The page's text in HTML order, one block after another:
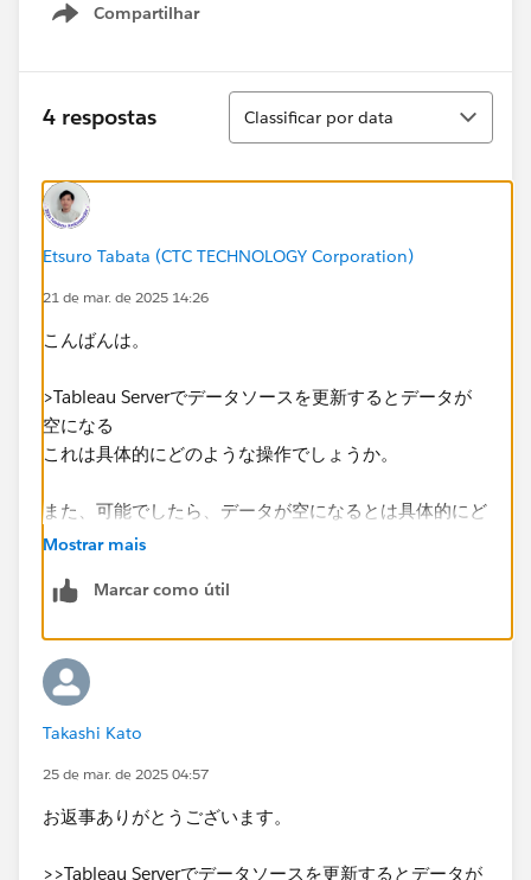
Compartilhar
Show menu
4 respostas
Classificar
Classificar por data
Etsuro Tabata (CTC TECHNOLOGY Corporation)
21 de mar. de 2025 14:26
こんばんは。
>Tableau Serverでデータソースを更新するとデータが
空になる
これは具体的にどのような操作でしょうか。
また、可能でしたら、データが空になるとは具体的にど
のような状態なのか、スクリーンショットでご説明いた
Mostrar mais
Marcar como útil
Takashi Kato
25 de mar. de 2025 04:57
お返事ありがとうございます。
>>Tableau Serverでデータソースを更新するとデータが